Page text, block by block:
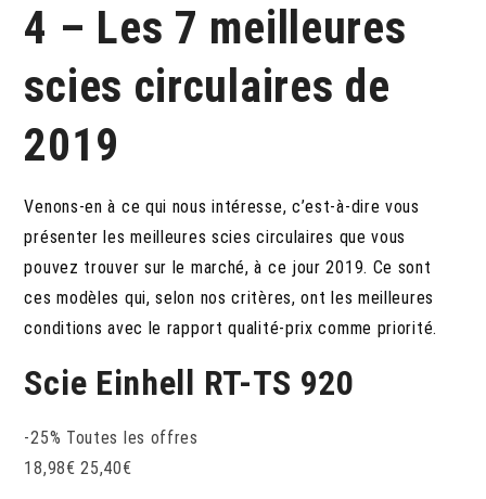
4 – Les 7 meilleures
scies circulaires de
2019
Venons-en à ce qui nous intéresse, c’est-à-dire vous
présenter les meilleures scies circulaires que vous
pouvez trouver sur le marché, à ce jour 2019. Ce sont
ces modèles qui, selon nos critères, ont les meilleures
conditions avec le rapport qualité-prix comme priorité.
Scie Einhell RT-TS 920
-25% Toutes les offres
18,98€ 25,40€